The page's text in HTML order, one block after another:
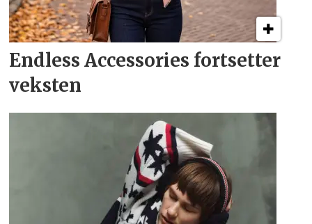
Endless Accessories fortsetter
veksten